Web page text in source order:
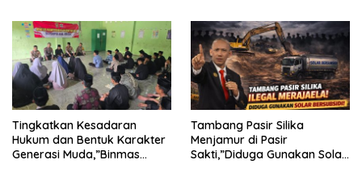
TERHADAP JURNALIS DI
PENGADILAN NEGERI
TANJUNG KARANG.
Tingkatkan Kesadaran
Hukum dan Bentuk Karakter
Generasi Muda,”Binmas
Tambang Pasir Silika
Menjamur di Pasir
Sakti,”Diduga Gunakan Solar